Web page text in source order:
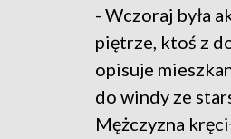
- Wczoraj była
piętrze, ktoś z
opisuje
do windy ze
Mężczyzna